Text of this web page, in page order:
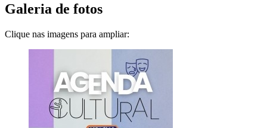
Galeria de fotos
Clique nas imagens para ampliar: